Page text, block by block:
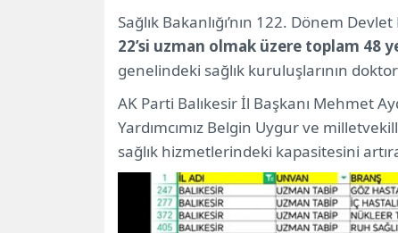
Sağlık Bakanlığı’nın 122. Dönem
22’si uzman olmak üzere toplam 48
genelindeki sağlık kuruluşlarının
AK Parti Balıkesir İl Başkanı Mehmet
Yardımcımız Belgin Uygur ve
sağlık hizmetlerindeki kapasitesini